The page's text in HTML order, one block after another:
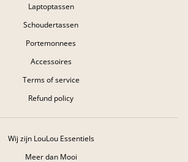
Laptoptassen
Schoudertassen
Portemonnees
Accessoires
Terms of service
Refund policy
Wij zijn LouLou Essentiels
Meer dan Mooi